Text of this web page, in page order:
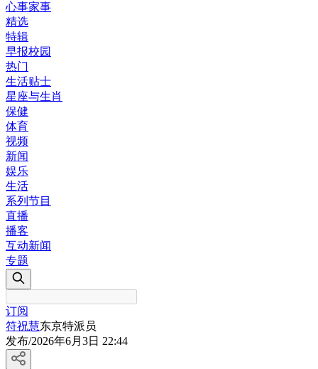
心事家事
精选
特辑
早报校园
热门
生活贴士
星座与生肖
保健
体育
视频
新闻
娱乐
生活
系列节目
直播
播客
互动新闻
专题
订阅
符祝慧东京特派员
发布/2026年6月3日 22:44